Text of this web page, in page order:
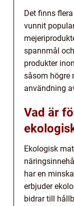
Det finns
vunnit
spannmål
produkter
såsom högre
användning
Vad är
Ekologisk
har en
erbjuder
bidrar till